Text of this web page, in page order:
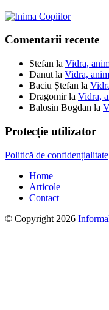
Comentarii recente
Stefan la Vidra,
Danut la Vidra,
Baciu Ștefan la
Dragomirla Vidra,
Balosin Bogdan la
Protecție utilizator
Politică de confidențialitate
Home
Articole
Contact
© Copyright 2026